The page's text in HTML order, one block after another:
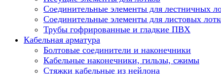
Соединительные элементы для лестничных
Соединительные элементы для листовых
Трубы гофрированные и гладкие ПВХ
Кабельная арматура
Болтовые соединители и наконечники
Кабельные наконечники, гильзы, сжимы
Стяжки кабельные из нейлона